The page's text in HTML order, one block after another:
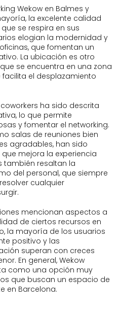
Wekow en Balmes y
la excelente calidad
se respira en sus
elogian la modernidad y
que fomentan un
La ubicación es otro
se encuentra en una zona
el desplazamiento
ha sido descrita
lo que permite
y fomentar el networking.
salas de reuniones bien
agradables, han sido
mejora la experiencia
también resaltan la
del personal, que siempre
cualquier
mencionan aspectos a
de ciertos recursos en
la mayoría de los usuarios
positivo y las
superan con creces
En general, Wekow
como una opción muy
que buscan un espacio de
en Barcelona.